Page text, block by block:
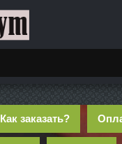
Как заказать?